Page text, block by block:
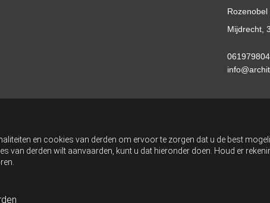
en cookies van derden om ervoor te zorgen dat u de best
van derden wilt aanvaarden, kunt u dat hieronder doen. Houd er
Rozenobel
Mijdrecht,